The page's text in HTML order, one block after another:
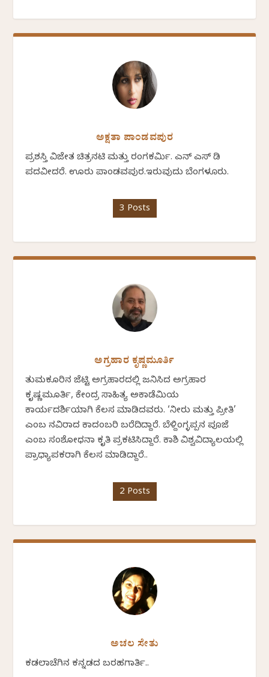
ಅಕ್ಷತಾ ಪಾಂಡವಪುರ
ಪ್ರಶಸ್ತಿ ವಿಜೇತ ಚಿತ್ರನಟಿ ಮತ್ತು ರಂಗಕರ್ಮಿ. ಎನ್ ಎಸ್ ಡಿ
ಪದವೀದರೆ. ಊರು ಪಾಂಡವಪುರ.ಇರುವುದು ಬೆಂಗಳೂರು.
3 Posts
ಅಗ್ರಹಾರ ಕೃಷ್ಣಮೂರ್ತಿ
ತುಮಕೂರಿನ ಜೆಟ್ಟಿ ಅಗ್ರಹಾರದಲ್ಲಿ ಜನಿಸಿದ ಅಗ್ರಹಾರ
ಕೃಷ್ಣಮೂರ್ತಿ, ಕೇಂದ್ರ ಸಾಹಿತ್ಯ ಅಕಾಡೆಮಿಯ
ಕಾರ್ಯದರ್ಶಿಯಾಗಿ ಕೆಲಸ ಮಾಡಿದವರು. ‘ನೀರು ಮತ್ತು ಪ್ರೀತಿ’
ಎಂಬ ನವಿರಾದ ಕಾದಂಬರಿ ಬರೆದಿದ್ದಾರೆ. ಬೆಳ್ದಿಂಗ್ಳಪ್ಪನ ಪೂಜೆ
ಎಂಬ ಸಂಶೋಧನಾ ಕೃತಿ ಪ್ರಕಟಿಸಿದ್ದಾರೆ. ಕಾಶಿ ವಿಶ್ವವಿದ್ಯಾಲಯಲ್ಲಿ
ಪ್ರಾಧ್ಯಾಪಕರಾಗಿ ಕೆಲಸ ಮಾಡಿದ್ದಾರೆ..
2 Posts
ಅಚಲ ಸೇತು
ಕಡಲಾಚೆಗಿನ ಕನ್ನಡದ ಬರಹಗಾರ್ತಿ..